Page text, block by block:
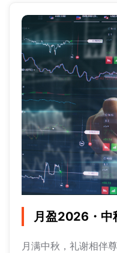
月盈2026・中
月满中秋，礼谢相伴